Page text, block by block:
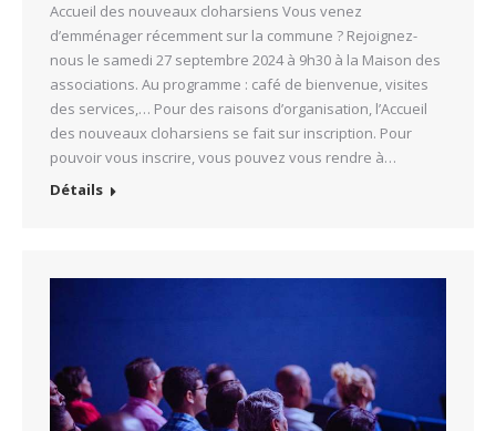
Accueil des nouveaux cloharsiens Vous venez
d’emménager récemment sur la commune ? Rejoignez-
nous le samedi 27 septembre 2024 à 9h30 à la Maison des
associations. Au programme : café de bienvenue, visites
des services,… Pour des raisons d’organisation, l’Accueil
des nouveaux cloharsiens se fait sur inscription. Pour
pouvoir vous inscrire, vous pouvez vous rendre à…
Détails